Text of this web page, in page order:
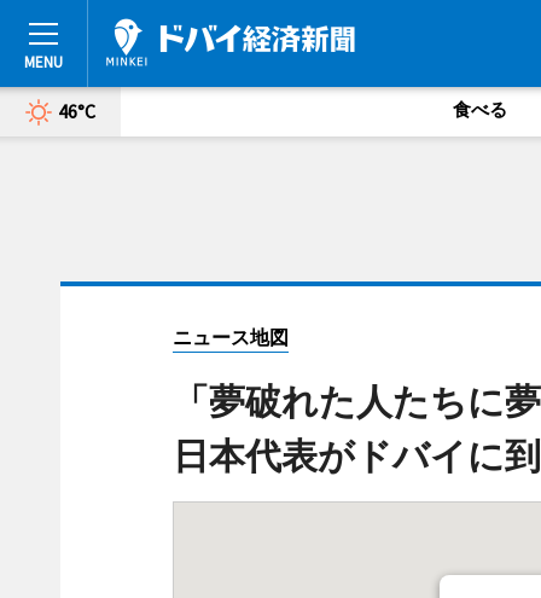
46°C 食べる
ニュース地図
「夢破れた人たち
日本代表がドバイに